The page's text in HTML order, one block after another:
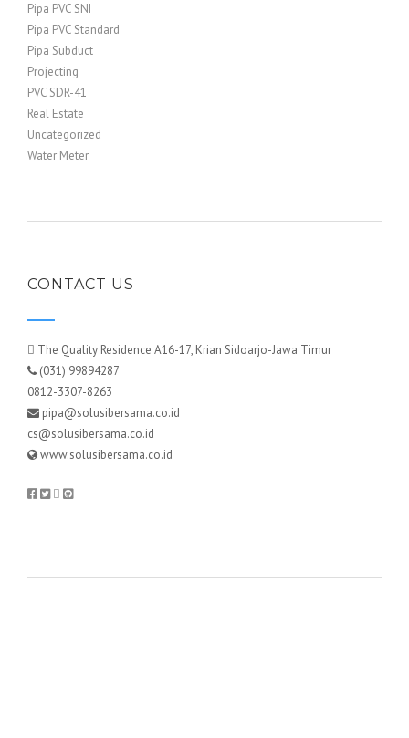
Pipa PVC SNI
Pipa PVC Standard
Pipa Subduct
Projecting
PVC SDR-41
Real Estate
Uncategorized
Water Meter
CONTACT US
The Quality Residence A16-17, Krian Sidoarjo-Jawa Timur
(031) 99894287
0812-3307-8263
pipa@solusibersama.co.id
cs@solusibersama.co.id
www.solusibersama.co.id